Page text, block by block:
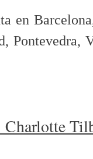
en
Pontevedra,
Charlotte